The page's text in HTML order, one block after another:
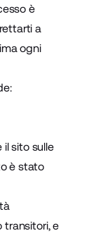
è
a
ogni
il sito sulle
è stato
transitori, e